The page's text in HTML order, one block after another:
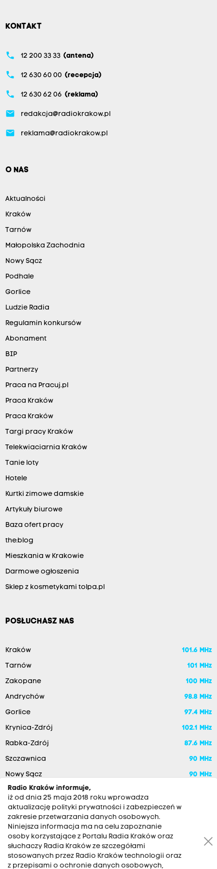
KONTAKT
phone 12 200 33 33 (antena)
phone 12 630 60 00 (recepcja)
phone 12 630 62 06 (reklama)
email redakcja@radiokrakow.pl
email reklama@radiokrakow.pl
O NAS
Aktualności
Kraków
Tarnów
Małopolska Zachodnia
Nowy Sącz
Podhale
Gorlice
Ludzie Radia
Regulamin konkursów
Abonament
BIP
Partnerzy
Praca na Pracuj.pl
Praca Kraków
Praca Kraków
Targi pracy Kraków
Telekwiaciarnia Kraków
Tanie loty
Hotele
Kurtki zimowe damskie
Artykuły biurowe
Baza ofert pracy
the:blog
Mieszkania w Krakowie
Darmowe ogłoszenia
Sklep z kosmetykami tolpa.pl
POSŁUCHASZ NAS
Kraków 101.6 MHz
Tarnów 101 MHz
Zakopane 100 MHz
Andrychów 98.8 MHz
Gorlice 97.4 MHz
Krynica-Zdrój 102.1 MHz
Rabka-Zdrój 87.6 MHz
Szczawnica 90 MHz
Nowy Sącz 90 MHz
RADIO KRAKÓW SA. Aleja Juliusza Słowackiego 22, 30-007
Radio Kraków informuje,
iż od dnia 25 maja 2018 roku wprowadza
aktualizację polityki prywatności i zabezpieczeń w
zakresie przetwarzania danych osobowych.
Niniejsza informacja ma na celu zapoznanie
osoby korzystające z Portalu Radia Kraków oraz
słuchaczy Radia Kraków ze szczegółami
stosowanych przez Radio Kraków technologii oraz
z przepisami o ochronie danych osobowych,